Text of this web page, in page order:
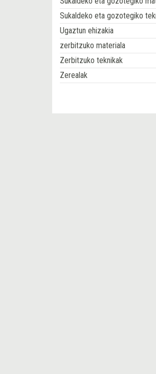
Sukaldeko eta gozotegiko
Ugaztun ehizakia
zerbitzuko materiala
Zerbitzuko teknikak
Zerealak